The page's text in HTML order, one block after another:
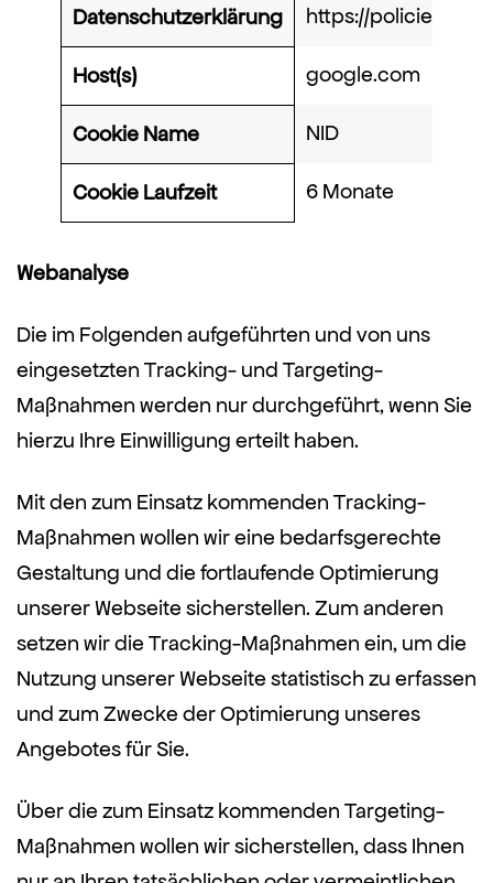
Datenschutzerklärung https://
Host(s) google.com
Cookie Name NID
Cookie Laufzeit 6 Monate
Webanalyse
Die im Folgenden aufgeführten und von uns
eingesetzten Tracking- und Targeting-
Maßnahmen werden nur durchgeführt, wenn Sie
hierzu Ihre Einwilligung erteilt haben.
Mit den zum Einsatz kommenden Tracking-
Maßnahmen wollen wir eine bedarfsgerechte
Gestaltung und die fortlaufende Optimierung
unserer Webseite sicherstellen. Zum anderen
setzen wir die Tracking-Maßnahmen ein, um die
Nutzung unserer Webseite statistisch zu erfassen
und zum Zwecke der Optimierung unseres
Angebotes für Sie.
Über die zum Einsatz kommenden Targeting-
Maßnahmen wollen wir sicherstellen, dass Ihnen